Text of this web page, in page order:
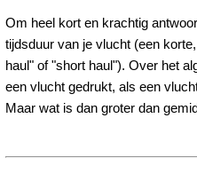
Om heel kort en krachtig
tijdsduur van je vlucht (een
haul" of "short haul"). Over het
een vlucht gedrukt, als een
Maar wat is dan groter dan